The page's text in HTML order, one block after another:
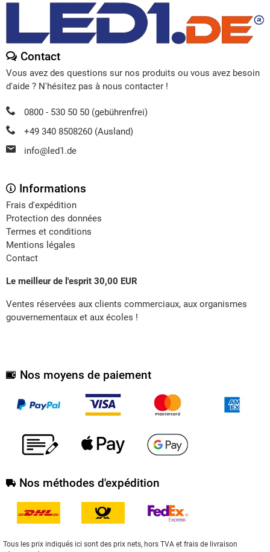
Contact
Vous avez des questions sur nos produits ou vous avez besoin
d'aide ? N'hésitez pas à nous contacter !
0800 - 530 50 50 (gebührenfrei)
+49 340 8508260 (Ausland)
info@led1.de
Informations
Frais d'expédition
Protection des données
Termes et conditions
Mentions légales
Contact
Le meilleur de l'esprit 30,00 EUR
Ventes réservées aux clients commerciaux, aux organismes
gouvernementaux et aux écoles !
Nos moyens de paiement
Nos méthodes d'expédition
Tous les prix indiqués ici sont des prix nets, hors TVA et frais de livraison